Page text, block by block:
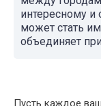
интересному и
может стать
объединяет
Пусть каждое